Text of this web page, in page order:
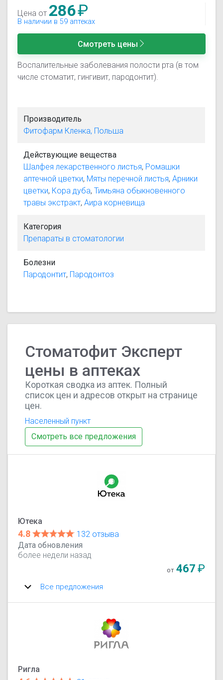
Цена от 286₽
В наличии в 59 аптеках
Смотреть цены
Воспалительные заболевания полости рта (в том
числе стоматит, гингивит, пародонтит).
Производитель
Фитофарм Кленка, Польша
Действующие вещества
Шалфея лекарственного листья, Ромашки
аптечной цветки, Мяты перечной листья,Арники
цветки, Кора дуба,Тимьяна обыкновенного
травы экстракт,Аира корневища
Категория
Препараты в стоматологии
Болезни
Пародонтит, Пародонтоз
Стоматофит Эксперт
цены в аптеках
Короткая сводка из аптек. Полный
список цен и адресов открыт на странице
цен.
Населенный пункт
Смотреть все предложения
Ютека
4.8
132 отзыва
Дата обновления
более недели назад
от 467₽
Все предложения
Ригла